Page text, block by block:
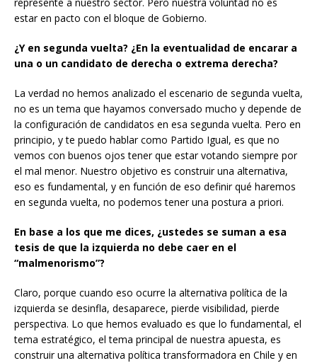
estar en pacto con el bloque de Gobierno.
¿Y en segunda vuelta? ¿En la eventualidad de encarar a
una o un candidato de derecha o extrema derecha?
La verdad no hemos analizado el escenario de segunda vuelta,
no es un tema que hayamos conversado mucho y depende de
la configuración de candidatos en esa segunda vuelta. Pero en
principio, y te puedo hablar como Partido Igual, es que no
vemos con buenos ojos tener que estar votando siempre por
el mal menor. Nuestro objetivo es construir una alternativa,
eso es fundamental, y en función de eso definir qué haremos
en segunda vuelta, no podemos tener una postura a priori.
En base a los que me dices, ¿ustedes se suman a esa
tesis de que la izquierda no debe caer en el
“malmenorismo”?
Claro, porque cuando eso ocurre la alternativa política de la
izquierda se desinfla, desaparece, pierde visibilidad, pierde
perspectiva. Lo que hemos evaluado es que lo fundamental, el
tema estratégico, el tema principal de nuestra apuesta, es
construir una alternativa política transformadora en Chile y en